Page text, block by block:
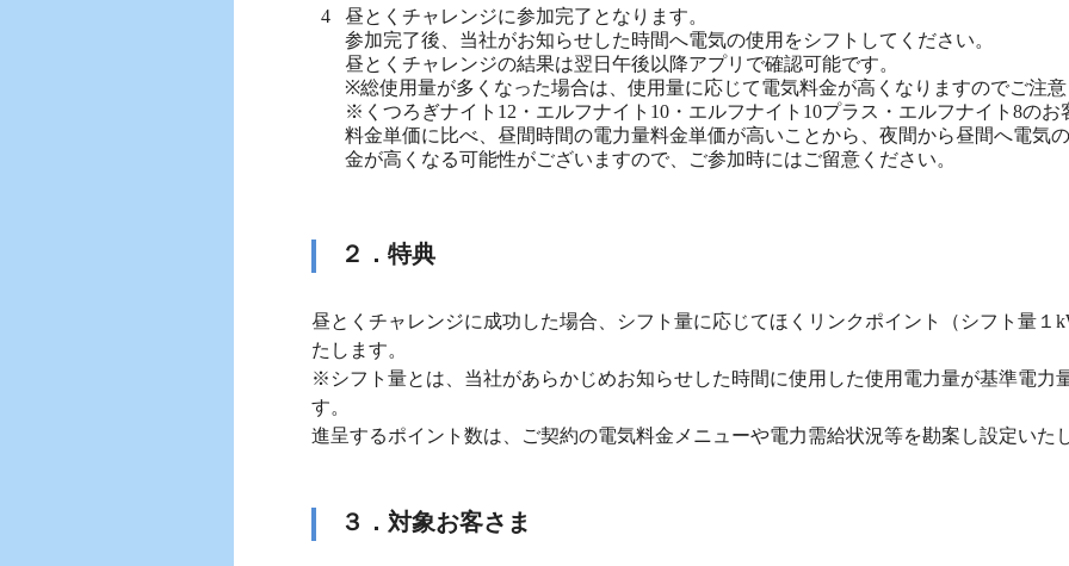
昼とくチャレンジに参加完了となります。
参加完了後、当社がお知らせした時間へ電気の使用をシフトしてください。
昼とくチャレンジの結果は翌日午後以降アプリで確認可能です。
※総使用量が多くなった場合は、使用量に応じて電気料金が高くなりますのでご注
※くつろぎナイト12・エルフナイト10・エルフナイト10プラス・エルフナイト8の
料金単価に比べ、昼間時間の電力量料金単価が高いことから、夜間から昼間へ電気
金が高くなる可能性がございますので、ご参加時にはご留意ください。
２．特典
昼とくチャレンジに成功した場合、シフト量に応じてほくリンクポイント（シフト量１
たします。
※シフト量とは、当社があらかじめお知らせした時間に使用した使用電力量が基準電力
す。
進呈するポイント数は、ご契約の電気料金メニューや電力需給状況等を勘案し設定いた
３．対象お客さま